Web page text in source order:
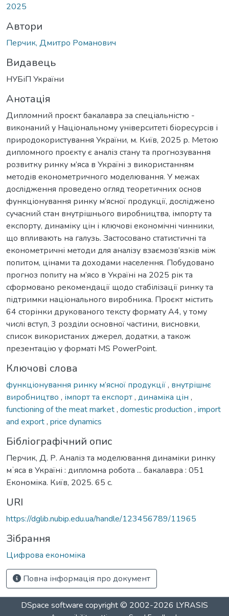
2025
Автори
Перчик, Дмитро Романович
Видавець
НУБіП України
Анотація
Дипломний проєкт бакалавра за спеціальністю -
виконаний у Національному університеті біоресурсів і
природокористування України, м. Київ, 2025 р. Метою
дипломного проєкту є аналіз стану та прогнозування
розвитку ринку м’яса в Україні з використанням
методів економетричного моделювання. У межах
дослідження проведено огляд теоретичних основ
функціонування ринку м’ясної продукції, досліджено
сучасний стан внутрішнього виробництва, імпорту та
експорту, динаміку цін і ключові економічні чинники,
що впливають на галузь. Застосовано статистичні та
економетричні методи для аналізу взаємозв’язків між
попитом, цінами та доходами населення. Побудовано
прогноз попиту на м’ясо в Україні на 2025 рік та
сформовано рекомендації щодо стабілізації ринку та
підтримки національного виробника. Проєкт містить
64 сторінки друкованого тексту формату А4, у тому
числі вступ, 3 розділи основної частини, висновки,
список використаних джерел, додатки, а також
презентацію у форматі MS PowerPoint.
Ключові слова
функціонування ринку м’ясної продукції, внутрішнє
виробництво , імпорт та експорт, динаміка цін ,
functioning of the meat market, domestic production , import
and export, price dynamics
Бібліографічний опис
Перчик, Д. Р. Аналіз та моделювання динаміки ринку
мʼяса в Україні : дипломна робота ... бакалавра : 051
Економіка. Київ, 2025. 65 с.
URI
https://dglib.nubip.edu.ua/handle/123456789/11965
Зібрання
Цифрова економіка
Повна інформація про документ
DSpace software copyright © 2002-2026 LYRASIS